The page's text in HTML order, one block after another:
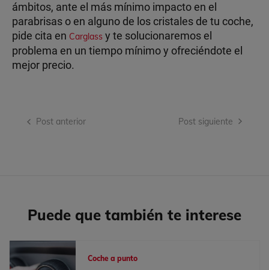
ámbitos, ante el más mínimo impacto en el
parabrisas o en alguno de los cristales de tu coche,
pide cita en Carglass y te solucionaremos el
problema en un tiempo mínimo y ofreciéndote el
mejor precio.
Navegación
Post anterior Post siguiente
Puede que también te interese
Coche a punto